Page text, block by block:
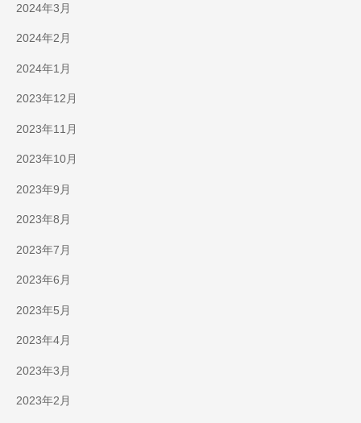
2024年3月
2024年2月
2024年1月
2023年12月
2023年11月
2023年10月
2023年9月
2023年8月
2023年7月
2023年6月
2023年5月
2023年4月
2023年3月
2023年2月